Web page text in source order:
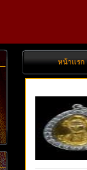
หน้าแรก